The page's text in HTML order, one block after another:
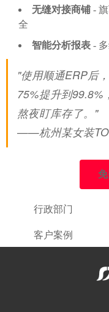
无缝对接商铺- 旗
全
智能分析报表 -
"使用顺通ERP后
75%提升到99.8%
熬夜盯库存了。"
——杭州某女装
行政部门
客户案例